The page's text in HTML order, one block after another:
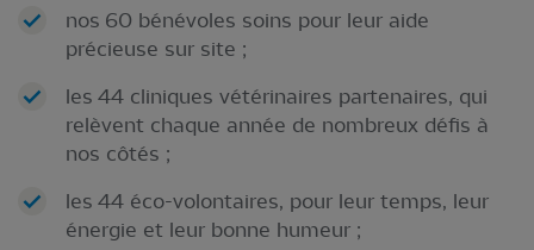
nos 60 bénévoles soins pour leur aide
précieuse sur site ;
les 44 cliniques vétérinaires partenaires, qui
relèvent chaque année de nombreux défis à
nos côtés ;
les 44 éco-volontaires, pour leur temps, leur
énergie et leur bonne humeur ;